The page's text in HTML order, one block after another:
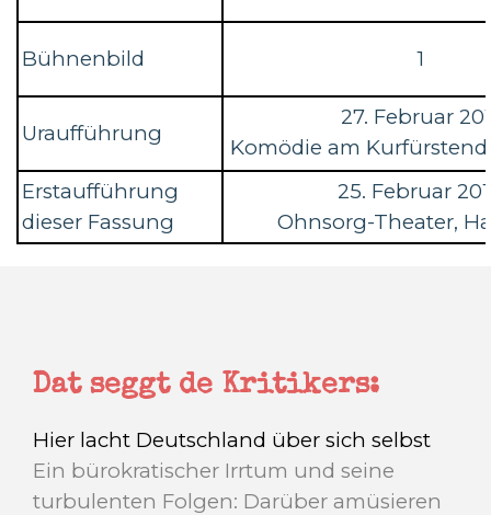
Bühnenbild 1
Uraufführung
27. Februar
Komödie am
Erstaufführung
dieser Fassung
25. Februar
Ohnsorg-Theater,
Dat seggt de Kritikers:
Hier lacht Deutschland über sich selbst
Ein bürokratischer Irrtum und seine
turbulenten Folgen: Darüber amüsieren